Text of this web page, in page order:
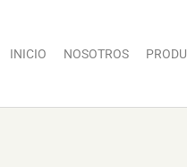
INICIO NOSOTROS